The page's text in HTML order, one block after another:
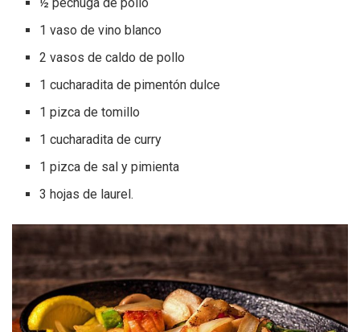
1 vaso de vino blanco
2 vasos de caldo de pollo
1 cucharadita de pimentón dulce
1 pizca de tomillo
1 cucharadita de curry
1 pizca de sal y pimienta
3 hojas de laurel.